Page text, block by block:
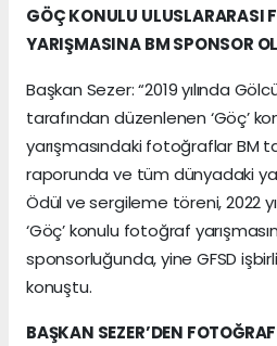
GÖÇ KONULU ULUSLARARASI
YARIŞMASINA BM SPONSOR
Başkan Sezer: “2019 yılında
tarafından düzenlenen ‘Göç’
yarışmasındaki fotoğraflar BM
raporunda ve tüm dünyadaki
Ödül ve sergileme töreni, 2022
‘Göç’ konulu fotoğraf
sponsorluğunda, yine GFSD
konuştu.
BAŞKAN SEZER’DEN